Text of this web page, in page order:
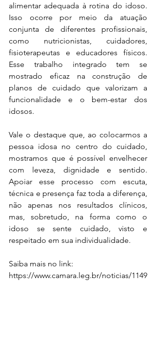
alimentar adequada à rotina do idoso.
Isso ocorre por meio da atuação
conjunta de diferentes profissionais,
como nutricionistas, cuidadores,
fisioterapeutas e educadores físicos.
Esse trabalho integrado tem se
mostrado eficaz na construção de
planos de cuidado que valorizam a
funcionalidade e o bem-estar dos
idosos.
Vale o destaque que, ao colocarmos a
pessoa idosa no centro do cuidado,
mostramos que é possível envelhecer
com leveza, dignidade e sentido.
Apoiar esse processo com escuta,
técnica e presença faz toda a diferença,
não apenas nos resultados clínicos,
mas, sobretudo, na forma como o
idoso se sente cuidado, visto e
respeitado em sua individualidade.
Saiba mais no link:
https://www.camara.leg.br/noticias/1149